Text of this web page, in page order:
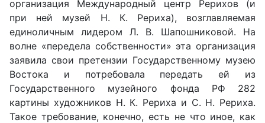
организация Международный центр Рерихов (и
при ней музей Н. К. Рериха), возглавляемая
единоличным лидером Л. В. Шапошниковой. На
волне «передела собственности» эта организация
заявила свои претензии Государственному музею
Востока и потребовала передать ей из
Государственного музейного фонда РФ 282
картины художников Н. К. Рериха и С. Н. Рериха.
Такое требование, конечно, есть не что иное, как